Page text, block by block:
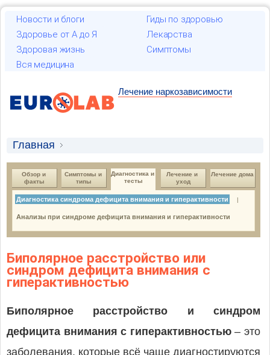
Новости и блоги
Гиды по здоровью
Здоровье от А до Я
Лекарства
Здоровая жизнь
Симптомы
Вся медицина
Лечение наркозависимости
Главная
Синдром дефицита внимания с
гиперактивностью
Диагностика и тесты
Диагностика синдрома дефицита внимания и
гиперактивности
Обзор и
факты
Симптомы и
типы
Диагностика и
тесты
Лечение и
уход
Лечение дома
Диагностика синдрома дефицита внимания и гиперактивности |
Анализы при синдроме дефицита внимания и гиперактивности
Биполярное расстройство или
синдром дефицита внимания с
гиперактивностью
Биполярное расстройство и синдром
дефицита внимания с гиперактивностью– это
заболевания, которые всё чаще диагностируются